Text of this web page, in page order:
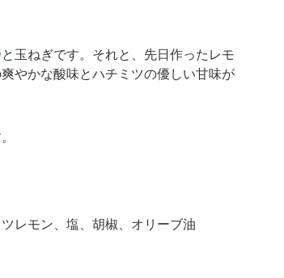
と玉ねぎです。それと、先日作ったレモ
やかな酸味とハチミツの優しい甘味が
レモン、塩、胡椒、オリーブ油